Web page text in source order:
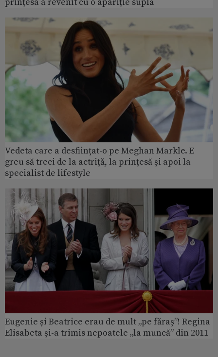
prințesa a revenit cu o apariție suplă
Vedeta care a desființat-o pe Meghan Markle. E
greu să treci de la actriță, la prințesă și apoi la
specialist de lifestyle
Eugenie și Beatrice erau de mult „pe făraș”! Regina
Elisabeta și-a trimis nepoatele „la muncă” din 2011